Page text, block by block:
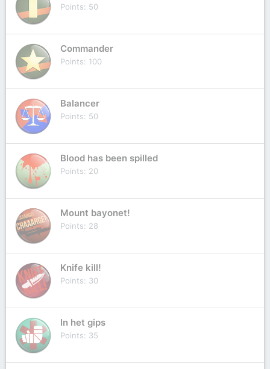
Points 50
Commander
Points 100
Balancer
Points 50
Blood has been spilled
Points 20
Mount bayonet!
Points 28
Knife kill!
Points 30
In het gips
Points 35